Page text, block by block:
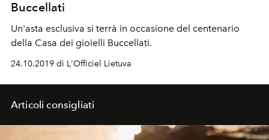
Buccellati
Un'asta esclusiva si terrà in occasione del centenario
della Casa dei gioielli Buccellati.
24.10.2019 di L'Officiel Lietuva
Articoli consigliati